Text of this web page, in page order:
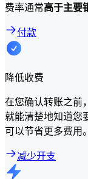
费率通常高于主要
付款
降低收费
在您确认转账之前
就能清楚地知道您
可以节省更多费用。
减少开支